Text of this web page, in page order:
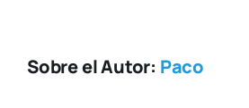
Sobre el Autor: Paco